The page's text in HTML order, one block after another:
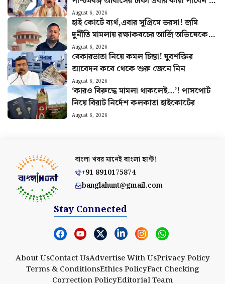
জানুন
August 6, 2026
হাই কোর্টে ব্যর্থ,এবার সুপ্রিমে ভরসা! জমি
দুর্নীতি মামলায় রক্ষাকবচের আর্জি অভিষেকের
আপ্ত সহায়কের
August 6, 2026
বেকারভাতা নিয়ে কমল চিন্তা! যুবশক্তির
আবেদন কবে থেকে শুরু জেনে নিন
August 6, 2026
‘কারও বিরুদ্ধে মামলা থাকলেই…’! পাসপোর্ট
নিয়ে বিরাট নির্দেশ কলকাতা হাইকোর্টের
August 6, 2026
বাংলা খবর মানেইবাংলা হান্ট!
+91 8910175874
banglahunt@gmail.com
Stay Connected
About UsContact UsAdvertise With UsPrivacy Policy
Terms & ConditionsEthics PolicyFact Checking
Correction PolicyEditorial Team